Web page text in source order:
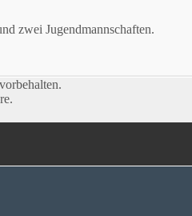
zwei Jugendmannschaften.